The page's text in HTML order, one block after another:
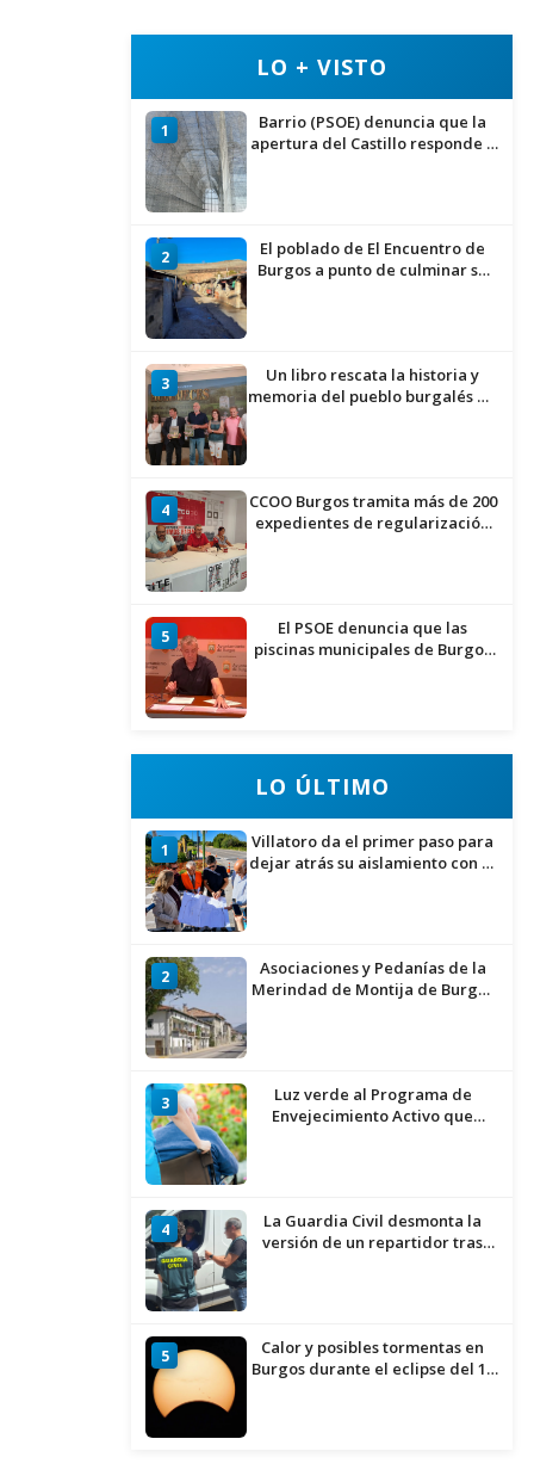
LO + VISTO
1
Barrio (PSOE) denuncia que la
apertura del Castillo responde a
2
El poblado de El Encuentro de
Burgos a punto de culminar su
3
Un libro rescata la historia y
memoria del pueblo burgalés de
4
CCOO Burgos tramita más de 200
expedientes de regularización
5
El PSOE denuncia que las
piscinas municipales de Burgos
LO ÚLTIMO
1
Villatoro da el primer paso para
dejar atrás su aislamiento con el
2
Asociaciones y Pedanías de la
Merindad de Montija de Burgos
3
Luz verde al Programa de
Envejecimiento Activo que
4
La Guardia Civil desmonta la
versión de un repartidor tras
5
Calor y posibles tormentas en
Burgos durante el eclipse del 12